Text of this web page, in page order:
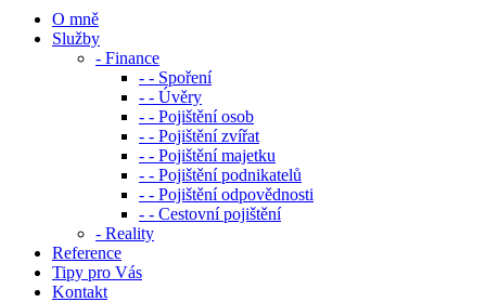
O mně
Služby
- Finance
- - Spoření
- - Úvěry
- - Pojištění osob
- - Pojištění zvířat
- - Pojištění majetku
- - Pojištění podnikatelů
- - Pojištění odpovědnosti
- - Cestovní pojištění
- Reality
Reference
Tipy pro Vás
Kontakt